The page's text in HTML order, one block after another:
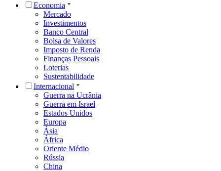
Economia
Mercado
Investimentos
Banco Central
Bolsa de Valores
Imposto de Renda
Finanças Pessoais
Loterias
Sustentabilidade
Internacional
Guerra na Ucrânia
Guerra em Israel
Estados Unidos
Europa
Ásia
África
Oriente Médio
Rússia
China